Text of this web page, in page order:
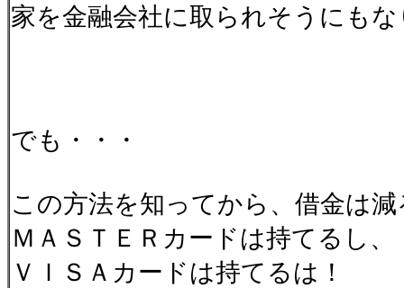
家を金融会社に取られそうにも
でも・・・
この方法を知ってから、借金は
ＭＡＳＴＥＲカードは持てるし、
ＶＩＳＡカードは持てるは！